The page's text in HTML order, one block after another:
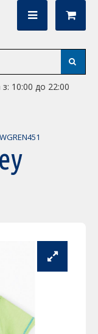
10:00 до 22:00